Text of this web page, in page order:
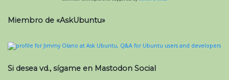
Miembro de «AskUbuntu»
Si desea vd., sígame en Mastodon Social